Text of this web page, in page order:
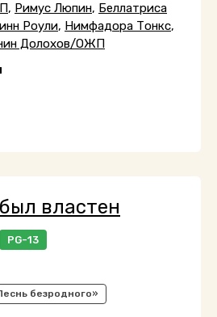
, Римус Люпин, Беллатриса
Роули, Нимфадора Тонкс,
Долохов/ОЖП
властен
PG-13
безродного»